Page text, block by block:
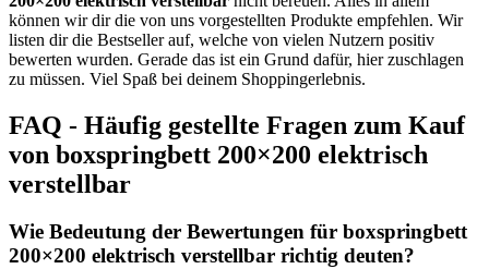
können wir dir die von uns vorgestellten Produkte empfehlen. Wir
listen dir die Bestseller auf, welche von vielen Nutzern positiv
bewerten wurden. Gerade das ist ein Grund dafür, hier zuschlagen
zu müssen. Viel Spaß bei deinem Shoppingerlebnis.
FAQ - Häufig gestellte Fragen zum Kauf
von boxspringbett 200×200 elektrisch
verstellbar
Wie Bedeutung der Bewertungen für boxspringbett
200×200 elektrisch verstellbar richtig deuten?